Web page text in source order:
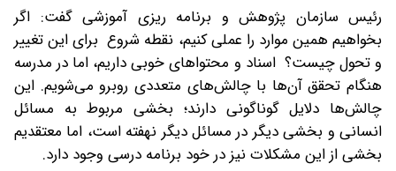
رئیس سازمان پژوهش و برنامه ریزی آموزشی گفت: اگر
بخواهیم همین موارد را عملی کنیم، نقطه شروع برای این تغییر
و تحول چیست؟ اسناد و محتواهای خوبی داریم، اما در مدرسه
هنگام تحقق آن‌ها با چالش‌های متعددی روبرو می‌شویم. این
چالش‌ها دلایل گوناگونی دارند؛ بخشی مربوط به مسائل
انسانی و بخشی دیگر در مسائل دیگر نهفته است، اما معتقدیم
بخشی از این مشکلات نیز در خود برنامه درسی وجود دارد.